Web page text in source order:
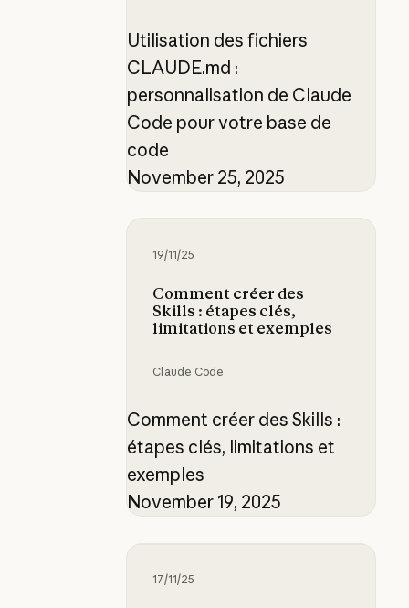
Utilisation des fichiers
CLAUDE.md :
personnalisation de Claude
Code pour votre base de
code
November 25, 2025
19/11/25
Comment créer des
Skills : étapes clés,
limitations et exemples
Claude Code
Comment créer des Skills :
étapes clés, limitations et
exemples
November 19, 2025
Comment créer des Skills :
17/11/25
Comment trois startups d'YC ont